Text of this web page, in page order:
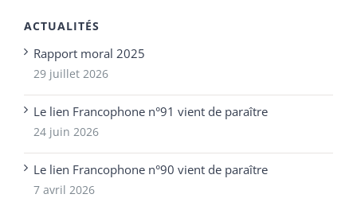
ACTUALITÉS
Rapport moral 2025
29 juillet 2026
Le lien Francophone n°91 vient de paraître
24 juin 2026
Le lien Francophone n°90 vient de paraître
7 avril 2026